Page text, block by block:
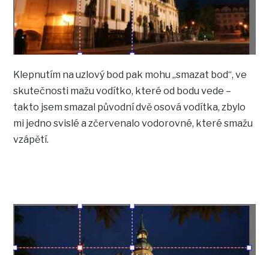
Klepnutím na uzlový bod pak mohu „smazat bod“, ve
skutečnosti mažu vodítko, které od bodu vede –
takto jsem smazal původní dvě osová vodítka, zbylo
mi jedno svislé a zčervenalo vodorovné, které smažu
vzápětí.